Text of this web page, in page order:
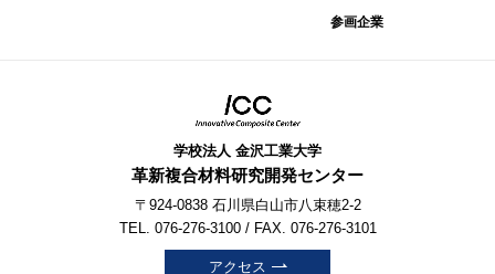
参画企業
学校法人 金沢工業大学
革新複合材料研究開発センター
〒924-0838 石川県白山市八束穂2-2
TEL. 076-276-3100 / FAX. 076-276-3101
アクセス